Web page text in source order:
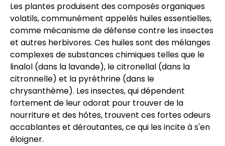
Les plantes produisent des composés organiques
volatils, communément appelés huiles essentielles,
comme mécanisme de défense contre les insectes
et autres herbivores. Ces huiles sont des mélanges
complexes de substances chimiques telles que le
linalol (dans la lavande), le citronellal (dans la
citronnelle) et la pyréthrine (dans le
chrysanthème). Les insectes, qui dépendent
fortement de leur odorat pour trouver de la
nourriture et des hôtes, trouvent ces fortes odeurs
accablantes et déroutantes, ce qui les incite à s'en
éloigner.